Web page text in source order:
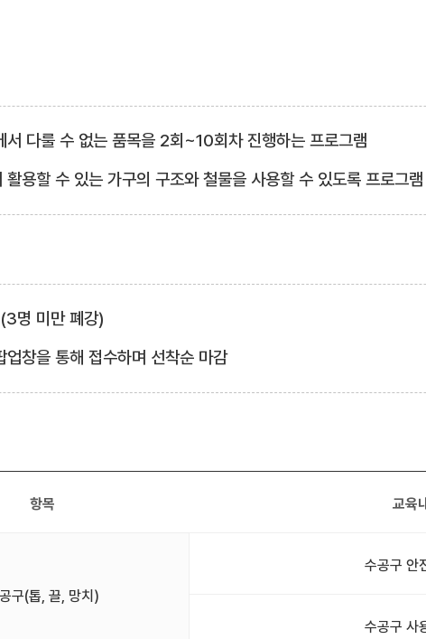
서 다룰 수 없는 품목을 2회~10회차 진행하는 프로그램
활용할 수 있는 가구의 구조와 철물을 사용할 수 있도록 프로그
명 미만 폐강)
업창을 통해 접수하며 선착순 마감
항목 교육
구(톱, 끌, 망치)
수공구 안
수공구 사